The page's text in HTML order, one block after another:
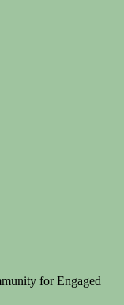
for Engaged